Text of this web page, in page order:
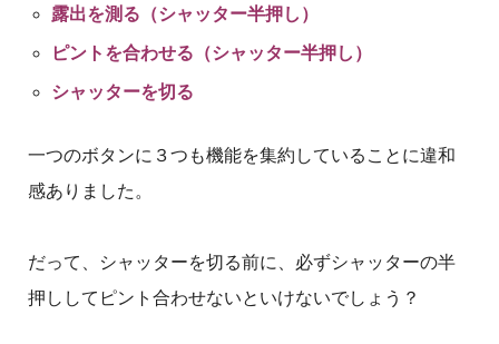
露出を測る（シャッター半押し）
ピントを合わせる（シャッター半押し）
シャッターを切る
一つのボタンに３つも機能を集約していることに違和
感ありました。
だって、シャッターを切る前に、必ずシャッターの半
押ししてピント合わせないといけないでしょう？